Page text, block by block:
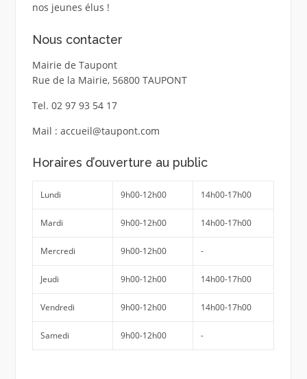
nos jeunes élus !
Nous contacter
Mairie de Taupont
Rue de la Mairie, 56800 TAUPONT
Tel. 02 97 93 54 17
Mail : accueil@taupont.com
Horaires d’ouverture au public
Lundi 9h00-12h00 14h00-17h00
Mardi 9h00-12h00 14h00-17h00
Mercredi 9h00-12h00 -
Jeudi 9h00-12h00 14h00-17h00
Vendredi 9h00-12h00 14h00-17h00
Samedi 9h00-12h00 -